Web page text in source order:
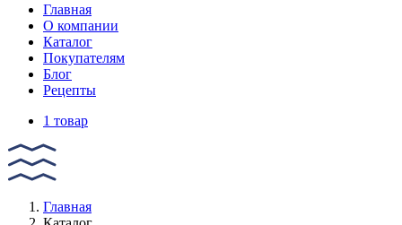
Главная
О компании
Каталог
Покупателям
Блог
Рецепты
1 товар
Главная